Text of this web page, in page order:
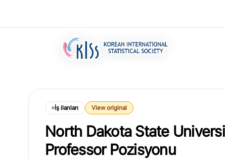
İş ilanları View original
North Dakota State
Professor Pozisyonu